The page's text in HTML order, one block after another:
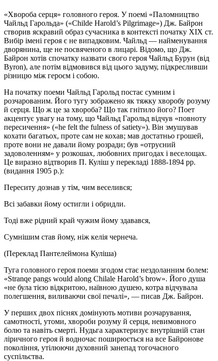
«Хвороба серця» головного героя. У поемі «Паломництво
Чайльд Гарольда» («Childe Harold’s Pilgrimage») Дж. Байрон
створив яскравий образ сучасника в контексті початку XIX ст.
Вибір імені героя є не випадковим. Чайльд — найменування
дворянина, ще не посвяченого в лицарі. Відомо, що Дж.
Байрон хотів спочатку назвати свого героя Чайльд Бурун (від
Byron), але потім відмовився від цього задуму, підкресливши
різницю між героєм і собою.
На початку поеми Чайльд Гарольд постає сумним і
розчарованим. Його тугу зображено як тяжку хворобу розуму
й серця. Що ж це за хвороба? Що так гнітило його? Поет
акцентує увагу на тому, що Чайльд Гарольд відчув «повноту
пересичення» («he felt the fulness of satiety»). Він змушував
кохати багатьох, проте сам не кохав; мав достатньо грошей,
проте вони не давали йому розради; був «отруєний
задоволенням» у розкошах, любовних пригодах і веселощах.
Це виразно відтворив П. Куліш у перекладі 1888-1894 рр.
(видання 1905 р.):
Переситу дознав у тім, чим веселився;
Всі забавки йому остигли і обридли.
Тоді вже рідний край чужим йому здавався,
Сумнішим став йому, ніж келія чернеча.
(Переклад Пантелеймона Куліша)
Туга головного героя поеми згодом стає нездоланним болем:
«Stranqe pangs would along Chilale Harold’s brow». Його душа
«не була тією відкритою, наївною душею, котра відчувала
полегшення, виливаючи свої печалі», — писав Дж. Байрон.
У перших двох піснях домінують мотиви розчарування,
самотності, утоми, хвороби розуму й серця, невимовного
болю та навіть смерті. Нудьга характеризує внутрішній стан
ліричного героя й водночас поширюється на все Байронове
покоління, утілюючи духовний занепад тогочасного
суспільства.